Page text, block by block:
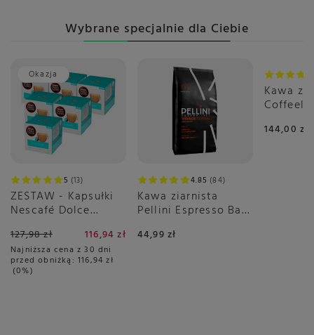
Wybrane specjalnie dla Ciebie
Okazja
5 13
ZESTAW - Kapsułki
Nescafé Dolce
6x16 sztuk
127,98 zł 116,94 zł
Najniższa cena z 30 dni
przed obniżką: 116,94 zł
0%
4.85 84
Kawa ziarnista
Pellini Espresso Bar
44,99 zł
Kawa
1kg
144,00 zł